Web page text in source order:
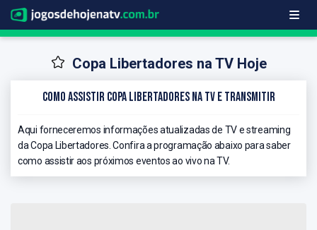
Copa Libertadores na TV Hoje
Como Assistir Copa Libertadores na TV e Transmitir
Aqui forneceremos informações atualizadas de TV e streaming
da Copa Libertadores. Confira a programação abaixo para saber
como assistir aos próximos eventos ao vivo na TV.